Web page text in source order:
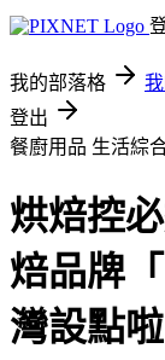
我的部落格
登出
餐廚用品 生活綜
烘焙控
焙品牌
灣設點